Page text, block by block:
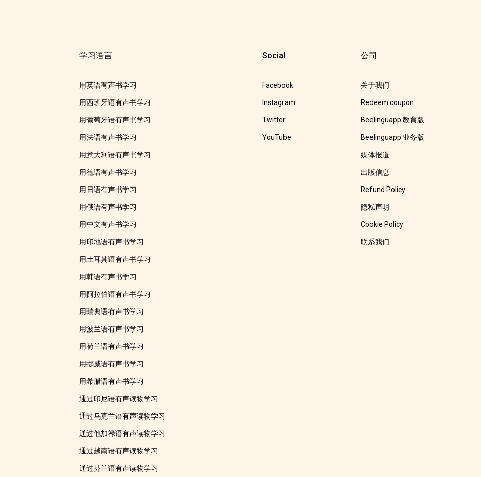
学习语言
用英语有声书学习
用西班牙语有声书学习
用葡萄牙语有声书学习
用法语有声书学习
用意大利语有声书学习
用德语有声书学习
用日语有声书学习
用俄语有声书学习
用中文有声书学习
用印地语有声书学习
用土耳其语有声书学习
用韩语有声书学习
用阿拉伯语有声书学习
用瑞典语有声书学习
用波兰语有声书学习
用荷兰语有声书学习
用挪威语有声书学习
用希腊语有声书学习
通过印尼语有声读物学习
通过乌克兰语有声读物学习
通过他加禄语有声读物学习
通过越南语有声读物学习
通过芬兰语有声读物学习
Social
Facebook
Instagram
Twitter
YouTube
公司
关于我们
Redeem coupon
Beelinguapp 教育版
Beelinguapp 业务版
媒体报道
出版信息
Refund Policy
隐私声明
Cookie Policy
联系我们